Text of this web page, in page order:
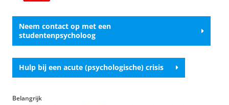
luisterend oor kunnen bieden, zoalsAll Ears.
Neem contact op met een
studentenpsycholoog
Hulp bij een acute (psychologische) crisis
Belangrijk